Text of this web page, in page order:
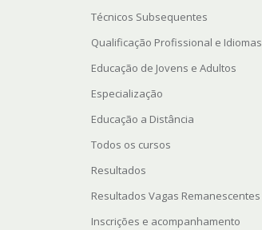
Técnicos Subsequentes
Qualificação Profissional e Idiomas
Educação de Jovens e Adultos
Especialização
Educação a Distância
Todos os cursos
Resultados
Resultados Vagas Remanescentes
Inscrições e acompanhamento